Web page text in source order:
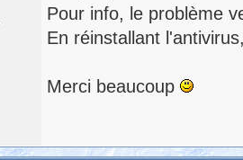
Pour info, le problème
En réinstallant
Merci beaucoup